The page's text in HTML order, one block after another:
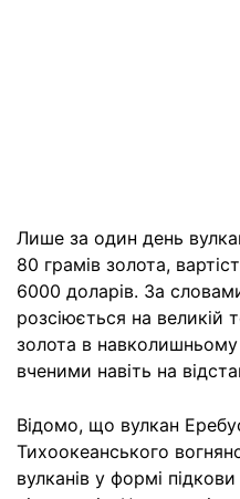
Лише за один день
80 грамів золота,
6000 доларів. За
розсіюється на великій
золота в навколишньому
вченими навіть на
Відомо, що вулкан
Тихоокеанського
вулканів у формі